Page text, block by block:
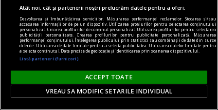
Atât noi, cât și partenerii noștri prelucrăm datele pentru a oferi:
Dezvoltarea și îmbunătățirea serviciilor. Măsurarea performanței reclamelor. Stocarea și/sau
accesarea informațiilor de pe un dispozitiv. Utilizarea profilurilor pentru selectarea conținutului
personalizat. Crearea profilurilor de conținut personalizat. Utilizarea profilurilor pentru selectarea
publicității personalizate. Crearea profilurilor pentru publicitate personalizată. Măsurarea
performanței conținutului. Înțelegerea publicului prin statistici sau combinații de date din surse
diferite. Utilizarea de date limitate pentru a selecta publicitatea. Utilizarea datelor limitate pentru
a selecta conținutul. Date precise de geolocație și identificarea prin scanarea dispozitivului.
Listă parteneri (furnizori)
ACCEPT TOATE
VREAU SA MODIFIC SETARILE INDIVIDUAL